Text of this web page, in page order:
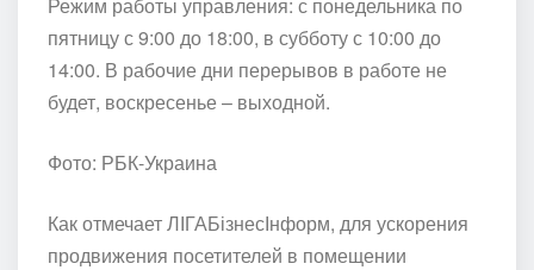
пятницу с 9:00 до 18:00, в субботу с 10:00 до
14:00. В рабочие дни перерывов в работе не
будет, воскресенье – выходной.
Фото: РБК-Украина
Как отмечает ЛІГАБізнесІнформ, для ускорения
продвижения посетителей в помещении